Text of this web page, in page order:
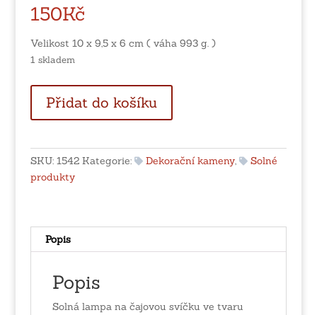
150Kč
Velikost 10 x 9,5 x 6 cm ( váha 993 g. )
1 skladem
lampa
na
svíčku
ve
Přidat do košíku
SKU: 1542 Kategorie: Dekorační kameny,
Solné
produkty
Popis
Popis
Solná lampa na čajovou svíčku ve tvaru